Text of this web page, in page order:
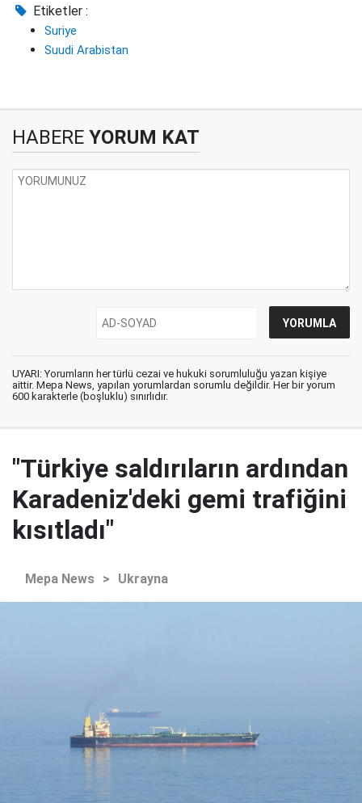
Etiketler :
Suriye
Suudi Arabistan
HABERE YORUM KAT
UYARI: Yorumların her türlü cezai ve hukuki sorumluluğu yazan kişiye
aittir. Mepa News, yapılan yorumlardan sorumlu değildir. Her bir yorum
600 karakterle (boşluklu) sınırlıdır.
"Türkiye saldırıların ardından
Karadeniz'deki gemi trafiğini
kısıtladı"
Mepa News > Ukrayna